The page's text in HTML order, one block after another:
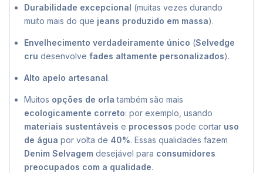
Durabilidade excepcional (muitas vezes durando
muito mais do que jeans produzido em massa).
Envelhecimento verdadeiramente único (Selvedge
cru desenvolve fades altamente personalizados).
Alto apelo artesanal.
Muitos opções de orla também são mais
ecologicamente correto: por exemplo, usando
materiais sustentáveis e processos pode cortar uso
de água por volta de 40%. Essas qualidades fazem
Denim Selvagem desejável para consumidores
preocupados com a qualidade.